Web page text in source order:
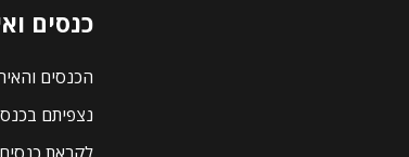
כנסים
הכנסים
נצפיתם